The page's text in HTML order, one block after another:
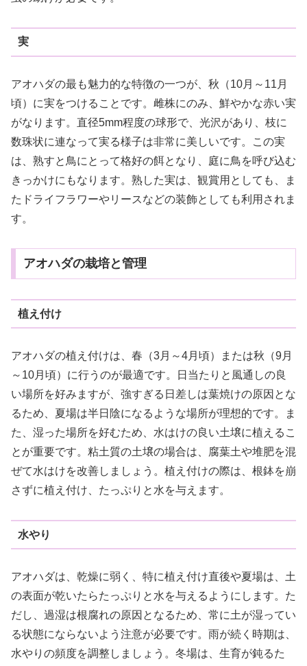
実
アオハダの最も魅力的な特徴の一つが、秋（10月～11月
頃）に実をつけることです。雌株にのみ、鮮やかな赤い実
がなります。直径5mm程度の球形で、光沢があり、枝に
数珠状に連なって実る様子は非常に美しいです。この実
は、熟すと鳥にとって格好の餌となり、庭に鳥を呼び込む
きっかけにもなります。熟した実は、観賞用としても、ま
たドライフラワーやリースなどの装飾としても利用されま
す。
アオハダの栽培と管理
植え付け
アオハダの植え付けは、春（3月～4月頃）または秋（9月
～10月頃）に行うのが最適です。日当たりと風通しの良
い場所を好みますが、強すぎる日差しは葉焼けの原因とな
るため、夏場は半日陰になるような場所が理想的です。ま
た、湿った場所を好むため、水はけの良い土壌に植えるこ
とが重要です。粘土質の土壌の場合は、腐葉土や堆肥を混
ぜて水はけを改善しましょう。植え付けの際は、根鉢を崩
さずに植え付け、たっぷりと水を与えます。
水やり
アオハダは、乾燥に弱く、特に植え付け直後や夏場は、土
の表面が乾いたらたっぷりと水を与えるようにします。た
だし、過湿は根腐れの原因となるため、常に土が湿ってい
る状態にならないよう注意が必要です。雨が続く時期は、
水やりの頻度を調整しましょう。冬場は、生育が鈍るた